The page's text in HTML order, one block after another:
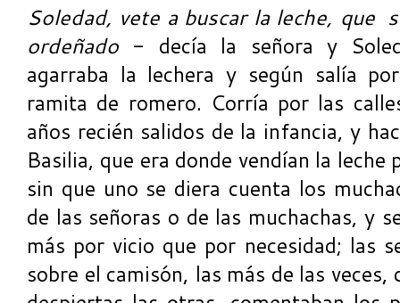
Soledad, vete a buscar la leche, que
ordeñado - decía la señora y
agarraba la lechera y según salía
ramita de romero. Corría por las
años recién salidos de la infancia, y
Basilia, que era donde vendían la leche
sin que uno se diera cuenta los
de las señoras o de las muchachas, y
más por vicio que por necesidad; las
sobre el camisón, las más de las